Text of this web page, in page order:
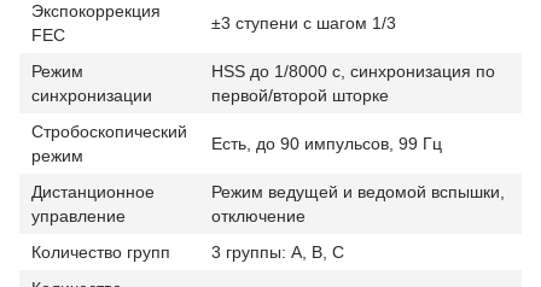
Экспокоррекция
FEC
±3 ступени с шагом 1/3
Режим
синхронизации
HSS до 1/8000 с, синхронизация по
первой/второй шторке
Стробоскопический
режим
Есть, до 90 импульсов, 99 Гц
Дистанционное
управление
Режим ведущей и ведомой вспышки,
отключение
Количество групп
3 группы: A, B, C